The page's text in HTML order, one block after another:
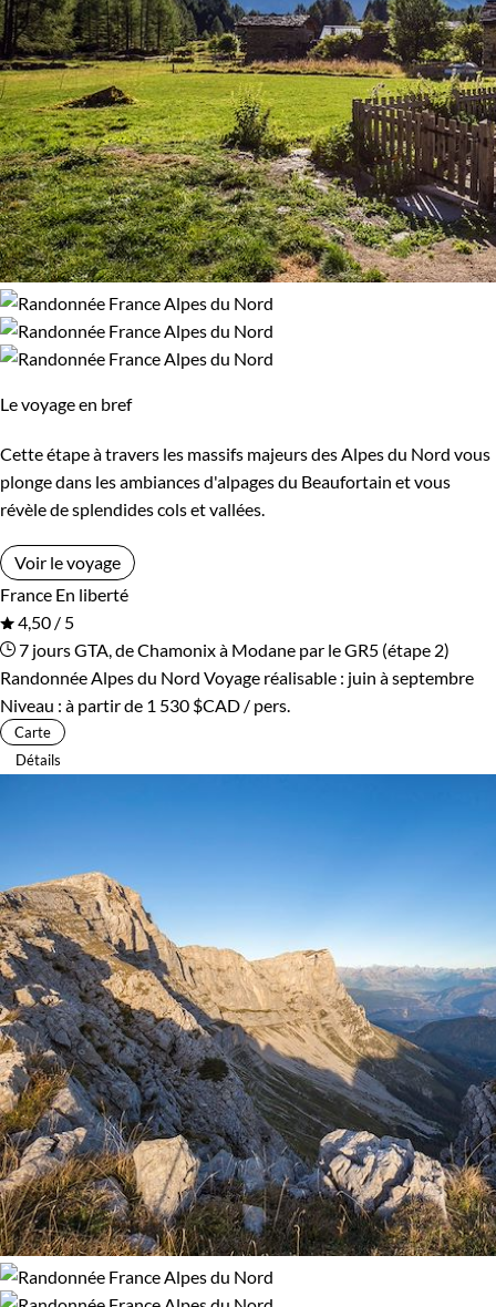
Le voyage en bref
Cette étape à travers les massifs majeurs des Alpes du Nord vous
plonge dans les ambiances d'alpages du Beaufortain et vous
révèle de splendides cols et vallées.
Voir le voyage
France En liberté
4,50 / 5
7 joursGTA, de Chamonix à Modane par le GR5 (étape 2)
Randonnée Alpes du Nord Voyage réalisable : juin à septembre
Niveau : à partir de 1 530 $CAD / pers.
Carte
Détails